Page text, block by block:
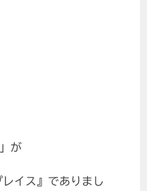
が
イス』でありまし